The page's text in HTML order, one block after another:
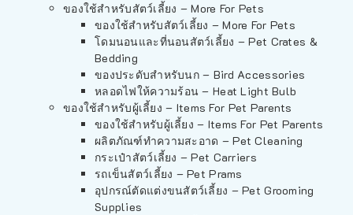
ของใช้สำหรับสัตว์เลี้ยง – More For Pets
ของใช้สำหรับสัตว์เลี้ยง – More For Pets
โดมนอนและที่นอนสัตว์เลี้ยง – Pet Crates &
Bedding
ของประดับสำหรับนก – Bird Accessories
หลอดไฟให้ความร้อน – Heat Light Bulb
ของใช้สำหรับผู้เลี้ยง – Items For Pet Parents
ของใช้สำหรับผู้เลี้ยง – Items For Pet Parents
ผลิตภัณฑ์ทำความสะอาด – Pet Cleaning
กระเป๋าสัตว์เลี้ยง – Pet Carriers
รถเข็นสัตว์เลี้ยง – Pet Prams
อุปกรณ์ตัดแต่งขนสัตว์เลี้ยง – Pet Grooming
Supplies